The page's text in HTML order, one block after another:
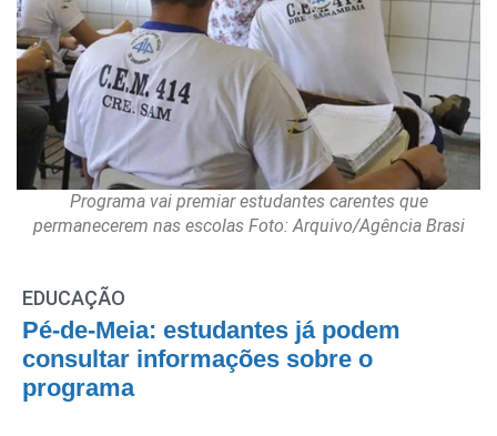
Programa vai premiar estudantes carentes que
permanecerem nas escolas Foto: Arquivo/Agência Brasi
EDUCAÇÃO
Pé-de-Meia: estudantes já podem
consultar informações sobre o
programa